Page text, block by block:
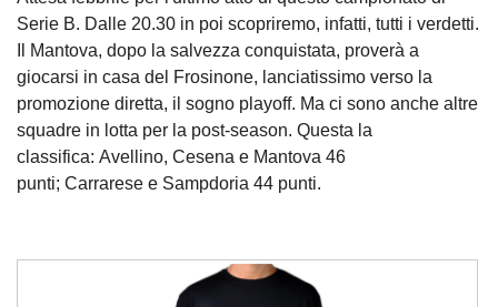
Serie B. Dalle 20.30 in poi scopriremo, infatti, tutti i verdetti.
Il Mantova, dopo la salvezza conquistata, proverà a
giocarsi in casa del Frosinone, lanciatissimo verso la
promozione diretta, il sogno playoff. Ma ci sono anche altre
squadre in lotta per la post-season. Questa la
classifica: Avellino, Cesena e Mantova 46
punti; Carrarese e Sampdoria 44 punti.